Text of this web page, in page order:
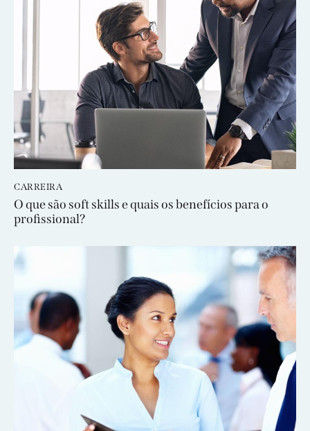
CARREIRA
O que são soft skills e quais os benefícios para o
profissional?